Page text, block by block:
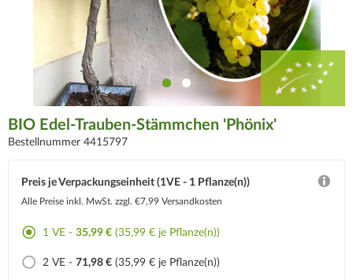
BIO Edel-Trauben-Stämmchen 'Phönix'
Bestellnummer 4415797
Preis je Verpackungseinheit (1VE - 1 Pflanze(n))
Alle Preise inkl. MwSt. zzgl. €7,99 Versandkosten
1 VE - 35,99 € (35,99 € je Pflanze(n))
2 VE - 71,98 € (35,99 € je Pflanze(n))